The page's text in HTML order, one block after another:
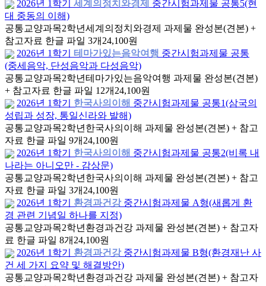
2026년 1학기
세계의정치와경제 중간시험과제물 공통5(현
대 중동의 이해)
공통교양과목2학년세계의정치와경제 과제물 완성본(견본) +
참고자료 한글 파일 3개 24,100원
2026년 1학기
테마가있는음악여행 중간시험과제물 공통
(중세음악, 단성음악과 다성음악)
공통교양과목2학년테마가있는음악여행 과제물 완성본(견본)
+ 참고자료 한글 파일 12개 24,100원
2026년 1학기
한국사의이해 중간시험과제물 공통1(삼국의
성립과 성장, 통일신라와 발해)
공통교양과목2학년 한국사의이해 과제물 완성본(견본) + 참고
자료 한글 파일 9개 24,100원
2026년 1학기
한국사의이해 중간시험과제물 공통2(비록 내
나라는 아니오만 - 감상문)
공통교양과목2학년 한국사의이해 과제물 완성본(견본) + 참고
자료 한글 파일 3개 24,100원
2026년 1학기
환경과건강 중간시험과제물 A형(새롭게 환
경 관련 기념일 하나를 지정)
공통교양과목2학년 환경과건강 과제물 완성본(견본) + 참고자
료 한글 파일 8개 24,100원
2026년 1학기
환경과건강 중간시험과제물 B형(환경재난 사
건 세 가지 요약 및 해결방안)
공통교양과목2학년 환경과건강 과제물 완성본(견본) + 참고자